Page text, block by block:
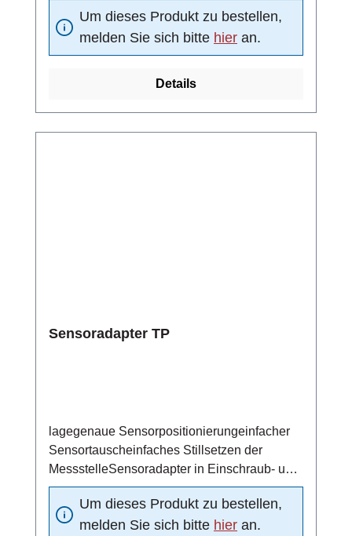
(Kugeldichtung): DelrinNenndruck: PN 25 bar
Um dieses Produkt zu bestellen,
melden Sie sich bitte hier an.
Details
Sensoradapter TP
lagegenaue Sensorpositionierungeinfacher
Sensortauscheinfaches Stillsetzen der
MessstelleSensoradapter in Einschraub- und
Schweißtechnik
Um dieses Produkt zu bestellen,
melden Sie sich bitte hier an.